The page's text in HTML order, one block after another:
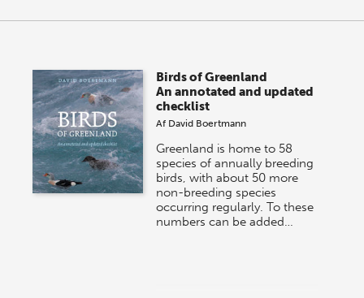
Birds of Greenland
An annotated and updated
checklist
Af David Boertmann
Greenland is home to 58
species of annually breeding
birds, with about 50 more
non-breeding species
occurring regularly. To these
numbers can be added…